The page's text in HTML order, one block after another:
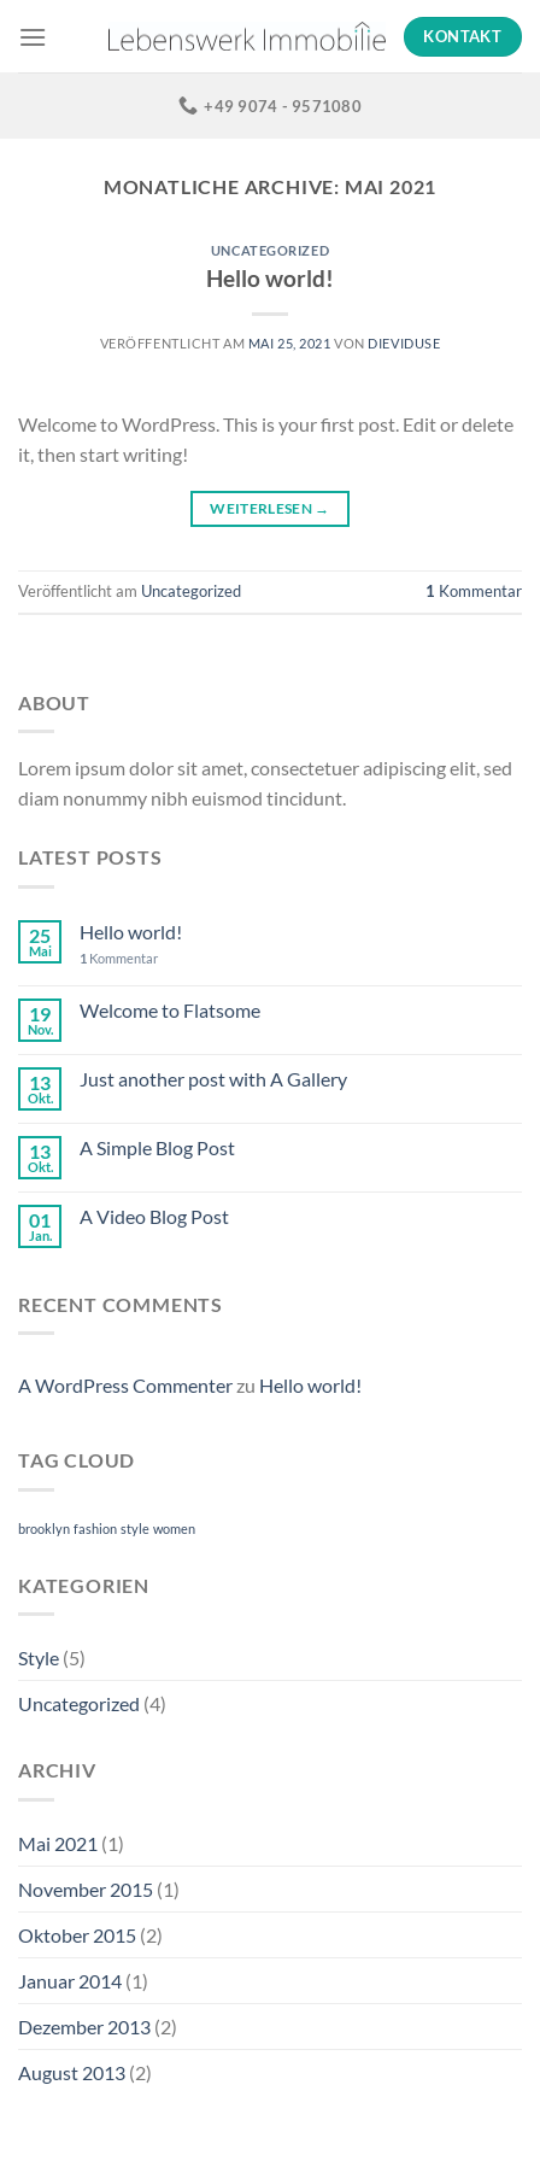
Inhalt
springen
KONTAKT
+49 9074 - 9571080
MONATLICHE ARCHIVE: MAI 2021
UNCATEGORIZED
Hello world!
VERÖFFENTLICHT AM MAI 25, 2021 VON DIEVIDUSE
Welcome to WordPress. This is your first post. Edit or delete
it, then start writing!
WEITERLESEN →
Veröffentlicht am Uncategorized 1 Kommentar
ABOUT
Lorem ipsum dolor sit amet, consectetuer adipiscing elit, sed
diam nonummy nibh euismod tincidunt.
LATEST POSTS
25
Mai
Hello world!
1 Kommentar
19
Nov.
Welcome to Flatsome
13
Okt.
Just another post with A Gallery
13
Okt.
A Simple Blog Post
01
Jan.
A Video Blog Post
RECENT COMMENTS
A WordPress Commenterzu Hello world!
TAG CLOUD
brooklyn fashion style women
KATEGORIEN
Style (5)
Uncategorized (4)
ARCHIV
Mai 2021 (1)
November 2015 (1)
Oktober 2015 (2)
Januar 2014 (1)
Dezember 2013 (2)
August 2013 (2)